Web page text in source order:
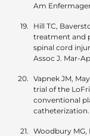
Am
Hill TC,
treatment and
spinal cord
Assoc J. Mar-
Vapnek JM,
trial of the
conventional
catheterization.
Woodbury MG,